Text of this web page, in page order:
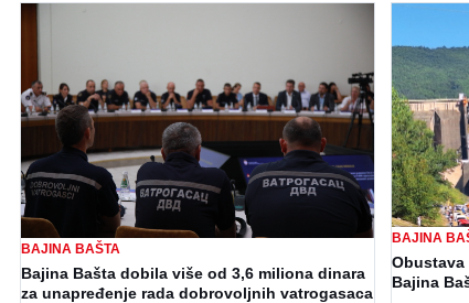
BAJINA BAŠTA
Bajina Bašta dobila više od 3,6 miliona dinara
za unapređenje rada dobrovoljnih vatrogasaca
BAJINA
Obustava
Bajina